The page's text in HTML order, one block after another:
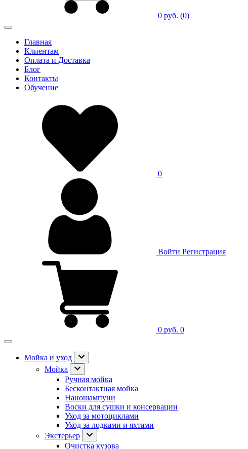
0 руб. (0)
Главная
Клиентам
Оплата и Доставка
Блог
Контакты
Обучение
0
Войти Регистрация
0 руб. 0
Мойка и уход
Мойка
Ручная мойка
Бесконтактная мойка
Наношампуни
Воски для сушки и консервации
Уход за мотоциклами
Уход за лодками и яхтами
Экстерьер
Очистка кузова